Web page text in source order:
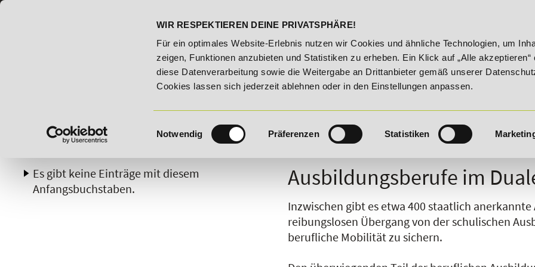
WIR RESPEKTIEREN DEINE PRIVATSPHÄRE!
Für ein optimales Website-Erlebnis nutzen wir Cookies und ähnliche Technologien, um
zeigen, Funktionen anzubieten und Statistiken zu erheben. Ein Klick auf „Alle akzeptieren“
diese Datenverarbeitung sowie die Weitergabe an Drittanbieter gemäß unserer
Cookies lassen sich jederzeit ablehnen oder in den Einstellungen anpassen.
Einwilligungsauswahl
Notwendig Präferenzen Statistiken
20% Rabatt bis 03.09.2026 - Bildungsroute! 20% Rabatt bis 03.09.2026 - Bildungsroute! 20%
B C G H K L O P
Ausbildungsberufe im
Inzwischen gibt es etwa 400 staatlich
reibungslosen Übergang von der schulischen
berufliche Mobilität zu sichern.
Es gibt keine Einträge mit diesem
Anfangsbuchstaben.